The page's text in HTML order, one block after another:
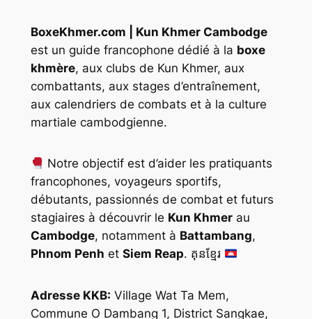
BoxeKhmer.com | Kun Khmer Cambodge
est un guide francophone dédié à la boxe
khmère, aux clubs de Kun Khmer, aux
combattants, aux stages d’entraînement,
aux calendriers de combats et à la culture
martiale cambodgienne.
Notre objectif est d’aider les pratiquants
francophones, voyageurs sportifs,
débutants, passionnés de combat et futurs
stagiaires à découvrir le Kun Khmerau
Cambodge, notamment à Battambang,
Phnom Penh et Siem Reap. គុនខ្មែរ
Adresse KKB: Village Wat Ta Mem,
Commune O Dambang 1, District Sangkae,